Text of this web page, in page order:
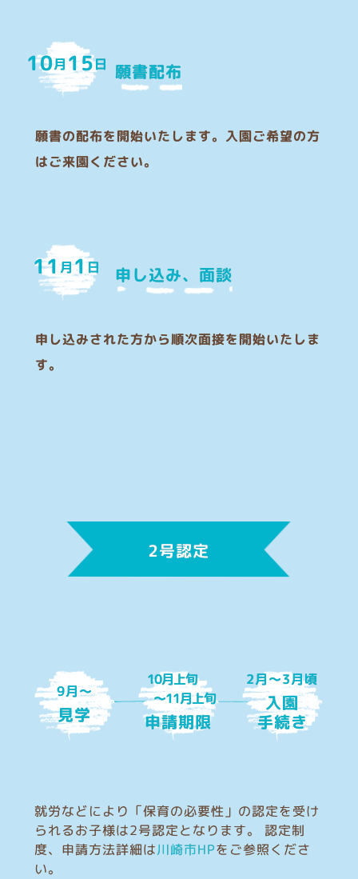
10月 15日 願書配布
願書の配布を開始いたします。入園ご希望の方
はご来園ください。
11月1日 申し込み、面談
申し込みされた方から順次面接を開始いたしま
す。
2号認定
9月〜
見学
10月上旬
〜11月上旬
申請期限
2月〜3月頃
入園
手続き
就労などにより「保育の必要性」の認定を受け
られるお子様は2号認定となります。 認定制
度、申請方法詳細は川崎市HPをご参照くださ
い。